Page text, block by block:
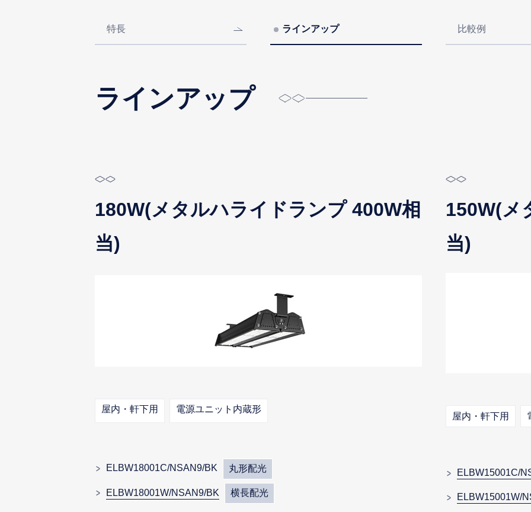
特長 ラインアップ 比較例
ラインアップ
180W(メタルハライドランプ 400W相
当)
屋内・軒下用 電源ユニット内蔵形
ELBW18001C/NSAN9/BK 丸形配光
ELBW18001W/NSAN9/BK 横長配光
150W(メ
当)
屋内・軒下用
ELBW15001C/
ELBW15001W/